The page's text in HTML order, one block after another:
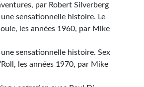
par Robert Silverberg
sensationnelle histoire. Le
les années 1960, par Mike
sensationnelle histoire. Sex
les années 1970, par Mike